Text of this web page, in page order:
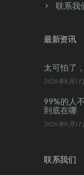
联系我
最新资讯
太可怕了
2026年6月11
99%的人
到底在哪
2026年6月11
联系我们